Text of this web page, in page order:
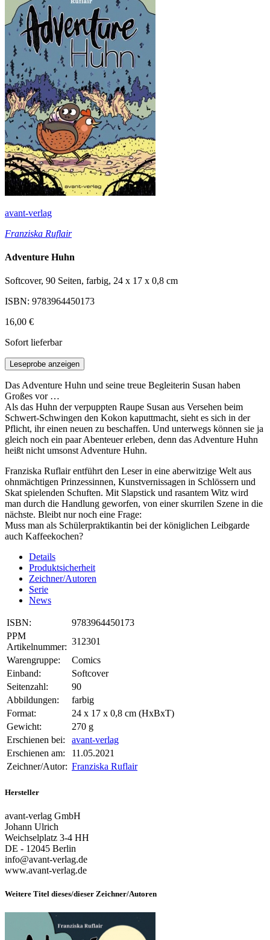
avant-verlag
Franziska Ruflair
Adventure Huhn
Softcover, 90 Seiten, farbig, 24 x 17 x 0,8 cm
ISBN: 9783964450173
16,00 €
Sofort lieferbar
Leseprobe anzeigen
Das Adventure Huhn und seine treue Begleiterin Susan haben
Großes vor …
Als das Huhn der verpuppten Raupe Susan aus Versehen beim
Schwert-Schwingen den Kokon kaputtmacht, sieht es sich in der
Pflicht, ihr einen neuen zu beschaffen. Und unterwegs können sie ja
gleich noch ein paar Abenteuer erleben, denn das Adventure Huhn
heißt nicht umsonst Adventure Huhn.
Franziska Ruflair entführt den Leser in eine aberwitzige Welt aus
ohnmächtigen Prinzessinnen, Kunstvernissagen in Schlössern und
Skat spielenden Schuften. Mit Slapstick und rasantem Witz wird
man durch die Handlung geworfen, von einer skurrilen Szene in die
nächste. Bleibt nur noch eine Frage:
Muss man als Schülerpraktikantin bei der königlichen Leibgarde
auch Kaffeekochen?
Details
Produktsicherheit
Zeichner/Autoren
Serie
News
ISBN:
9783964450173
PPM
Artikelnummer:
312301
Warengruppe:
Comics
Einband:
Softcover
Seitenzahl:
90
Abbildungen:
farbig
Format:
24 x 17 x 0,8 cm (HxBxT)
Gewicht:
270 g
Erschienen bei:
avant-verlag
Erschienen am:
11.05.2021
Zeichner/Autor: Franziska Ruflair
Hersteller
avant-verlag GmbH
Johann Ulrich
Weichselplatz 3-4 HH
DE - 12045 Berlin
info@avant-verlag.de
www.avant-verlag.de
Weitere Titel dieses/dieser Zeichner/Autoren